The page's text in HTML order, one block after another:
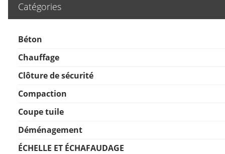
Catégories
Béton
Chauffage
Clôture de sécurité
Compaction
Coupe tuile
Déménagement
ÉCHELLE ET ÉCHAFAUDAGE